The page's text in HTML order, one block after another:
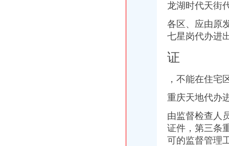
龙湖时代天街
各区、应由原
七星岗代办进
证
，不能在住宅
重庆天地代办
由监督检查人
证件，第三条
可的监督管理